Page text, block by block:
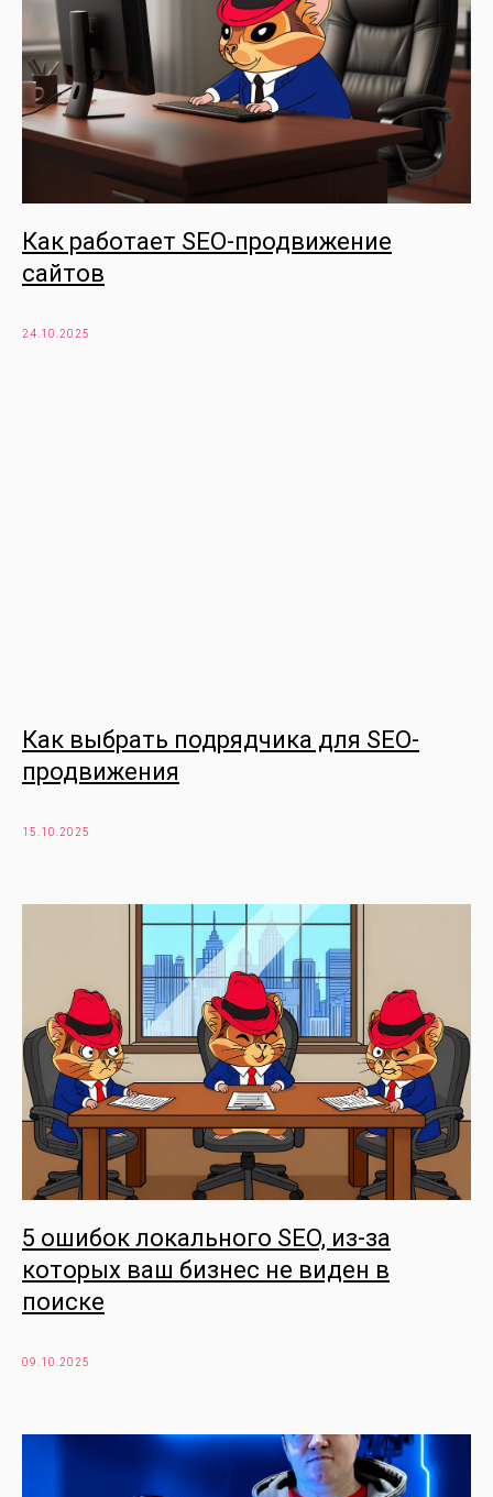
Как работает SEO-продвижение
сайтов
24.10.2025
Как выбрать подрядчика для SEO-
продвижения
15.10.2025
5 ошибок локального SEO, из-за
которых ваш бизнес не виден в
поиске
09.10.2025